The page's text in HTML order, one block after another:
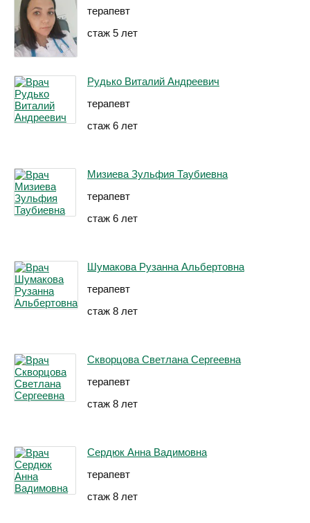
терапевт
стаж 5 лет
Рудько Виталий Андреевич
терапевт
стаж 6 лет
Мизиева Зульфия Таубиевна
терапевт
стаж 6 лет
Шумакова Рузанна Альбертовна
терапевт
стаж 8 лет
Скворцова Светлана Сергеевна
терапевт
стаж 8 лет
Сердюк Анна Вадимовна
терапевт
стаж 8 лет